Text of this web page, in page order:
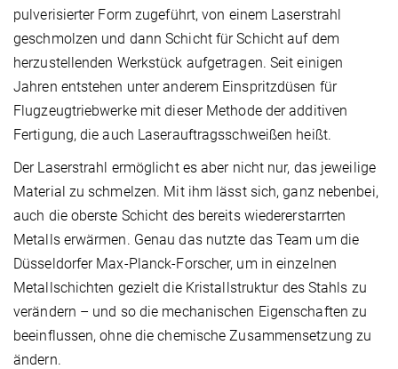
pulverisierter Form zugeführt, von einem Laserstrahl
geschmolzen und dann Schicht für Schicht auf dem
herzustellenden Werkstück aufgetragen. Seit einigen
Jahren entstehen unter anderem Einspritzdüsen für
Flugzeugtriebwerke mit dieser Methode der additiven
Fertigung, die auch Laserauftragsschweißen heißt.
Der Laserstrahl ermöglicht es aber nicht nur, das jeweilige
Material zu schmelzen. Mit ihm lässt sich, ganz nebenbei,
auch die oberste Schicht des bereits wiedererstarrten
Metalls erwärmen. Genau das nutzte das Team um die
Düsseldorfer Max-Planck-Forscher, um in einzelnen
Metallschichten gezielt die Kristallstruktur des Stahls zu
verändern – und so die mechanischen Eigenschaften zu
beeinflussen, ohne die chemische Zusammensetzung zu
ändern.